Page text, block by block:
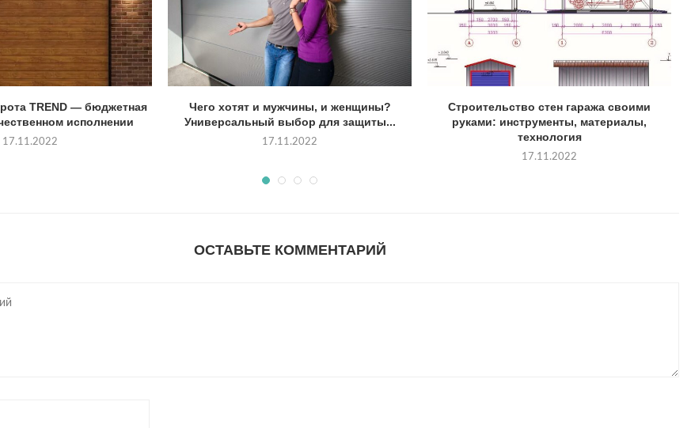
TREND — бюджетная
исполнении
17.11.2022
Чего хотят и мужчины, и женщины?
Универсальный выбор для защиты...
17.11.2022
Строительство стен гаража своими
руками: инструменты, материалы,
технология
17.11.2022
ОСТАВЬТЕ КОММЕНТАРИЙ